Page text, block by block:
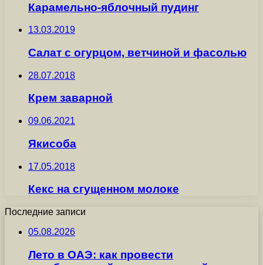
Карамельно-яблочный пудинг
13.03.2019
Салат с огурцом, ветчиной и фасолью
28.07.2018
Крем заварной
09.06.2021
Якисоба
17.05.2018
Кекс на сгущенном молоке
Последние записи
05.08.2026
Лето в ОАЭ: как провести